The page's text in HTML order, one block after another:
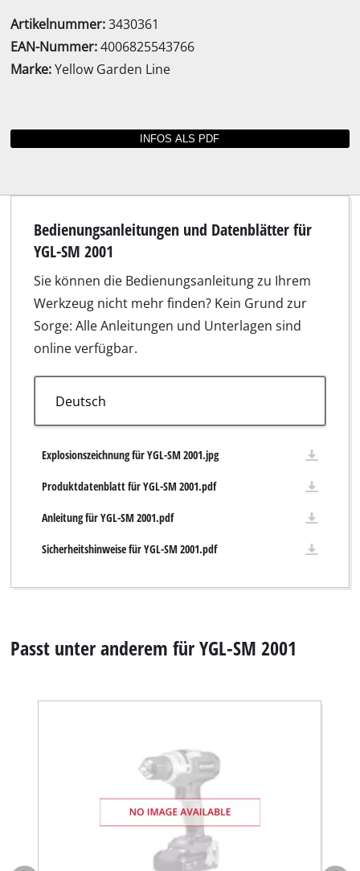
Artikelnummer:3430361
EAN-Nummer:4006825543766
Marke:Yellow Garden Line
Bedienungsanleitungen und Datenblätter für
YGL-SM 2001
Sie können die Bedienungsanleitung zu Ihrem
Werkzeug nicht mehr finden? Kein Grund zur
Sorge: Alle Anleitungen und Unterlagen sind
online verfügbar.
Explosionszeichnung für YGL-SM 2001.jpg
Produktdatenblatt für YGL-SM 2001.pdf
Anleitung für YGL-SM 2001.pdf
Sicherheitshinweise für YGL-SM 2001.pdf
Passt unter anderem für YGL-SM 2001